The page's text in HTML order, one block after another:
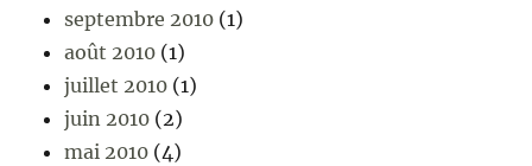
septembre 2010 (1)
août 2010 (1)
juillet 2010 (1)
juin 2010 (2)
mai 2010 (4)